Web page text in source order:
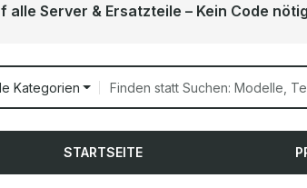
alle Server & Ersatzteile – Kein Code
Kategorien
STARTSEITE